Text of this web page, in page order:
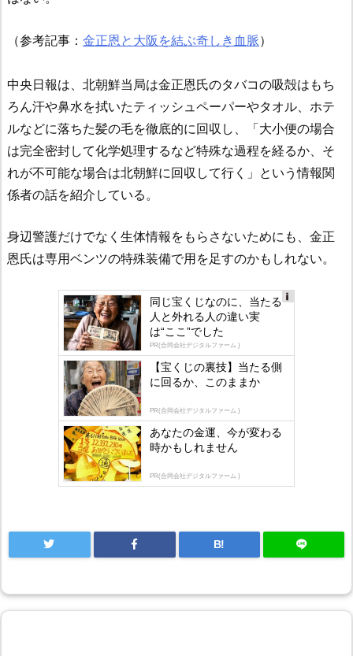
（参考記事： 金正恩と大阪を結ぶ奇しき血脈）
中央日報は、北朝鮮当局は金正恩氏のタバコの吸殻はもち
ろん汗や鼻水を拭いたティッシュペーパーやタオル、ホテ
ルなどに落ちた髪の毛を徹底的に回収し、「大小便の場合
は完全密封して化学処理するなど特殊な過程を経るか、そ
れが不可能な場合は北朝鮮に回収して行く」という情報関
係者の話を紹介している。
身辺警護だけでなく生体情報をもらさないためにも、金正
恩氏は専用ベンツの特殊装備で用を足すのかもしれない。
同じ宝くじなのに、当たる
人と外れる人の違い実
は“ここ”でした
PR(合同会社デジタルファーム )
【宝くじの裏技】当たる側
に回るか、このままか
PR(合同会社デジタルファーム )
あなたの金運、今が変わる
時かもしれません
PR(合同会社デジタルファーム )
B!